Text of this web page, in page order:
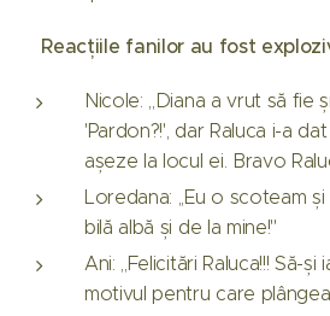
🔥 Reacțiile fanilor au fost
Nicole: ,,Diana a vrut să fie
'Pardon?!', dar Raluca i-a
așeze la locul ei. Bravo
Loredana: ,,Eu o scoteam și
bilă albă și de la mine!"
Ani: ,,Felicitări Raluca!!! Să-
motivul pentru care